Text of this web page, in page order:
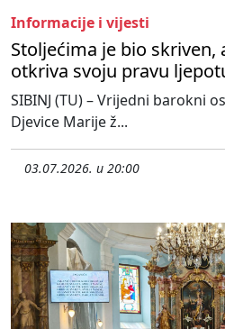
Informacije i vijesti
Stoljećima je bio skriven,
otkriva svoju pravu
SIBINJ (TU) – Vrijedni barokni
Djevice Marije ž...
03.07.2026. u 20:00